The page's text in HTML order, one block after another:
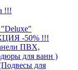
!!!
-50% !!!
ПВХ,
для ванн )
для